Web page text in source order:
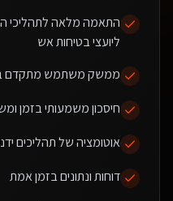
התאמה מלאה לתהליכי
ליועצי בטיחות אש
ממשק משתמש מתקדם
חיסכון משמעותי בזמן
אוטומציה של תהליכים
דוחות ונתונים בזמן אמת